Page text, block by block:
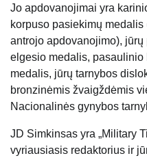
Jo apdovanojimai yra
korpuso pasiekimų
antrojo apdovanojimo),
elgesio medalis, pasaulinio
medalis, jūrų tarnybos
bronzinėmis žvaigždėmis
Nacionalinės gynybos
JD Simkinsas yra „Military
vyriausiasis redaktorius ir